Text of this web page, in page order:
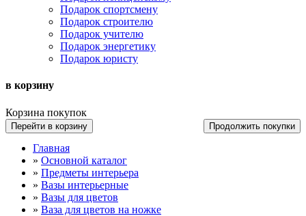
Подарок спортсмену
Подарок строителю
Подарок учителю
Подарок энергетику
Подарок юристу
в корзину
Корзина покупок
Перейти в корзину Продолжить покупки
Главная
» Основной каталог
» Предметы интерьера
» Вазы интерьерные
» Вазы для цветов
» Ваза для цветов на ножке